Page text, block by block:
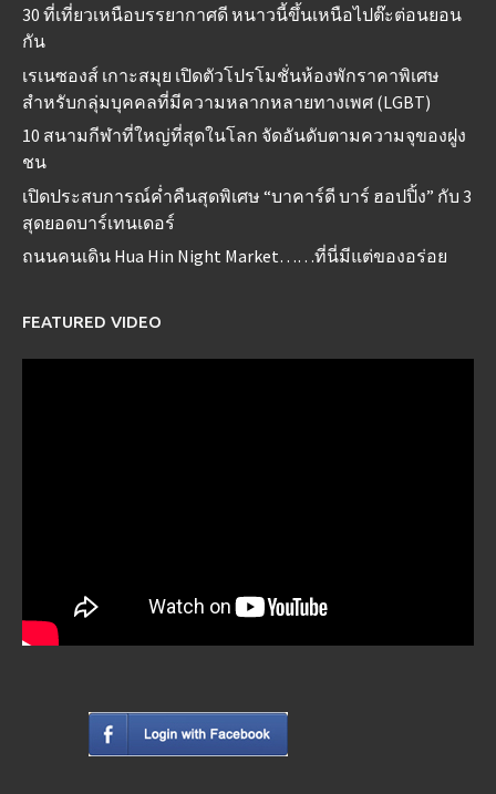
30 ที่เที่ยวเหนือบรรยากาศดี หนาวนี้ขึ้นเหนือไปต๊ะต่อนยอน
กัน
เรเนซองส์ เกาะสมุย เปิดตัวโปรโมชั่นห้องพักราคาพิเศษ
สำหรับกลุ่มบุคคลที่มีความหลากหลายทางเพศ (LGBT)
10 สนามกีฬาที่ใหญ่ที่สุดในโลก จัดอันดับตามความจุของฝูง
ชน
เปิดประสบการณ์ค่ำคืนสุดพิเศษ “บาคาร์ดี บาร์ ฮอปปิ้ง” กับ 3
สุดยอดบาร์เทนเดอร์
ถนนคนเดิน Hua Hin Night Market……ที่นี่มีแต่ของอร่อย
FEATURED VIDEO